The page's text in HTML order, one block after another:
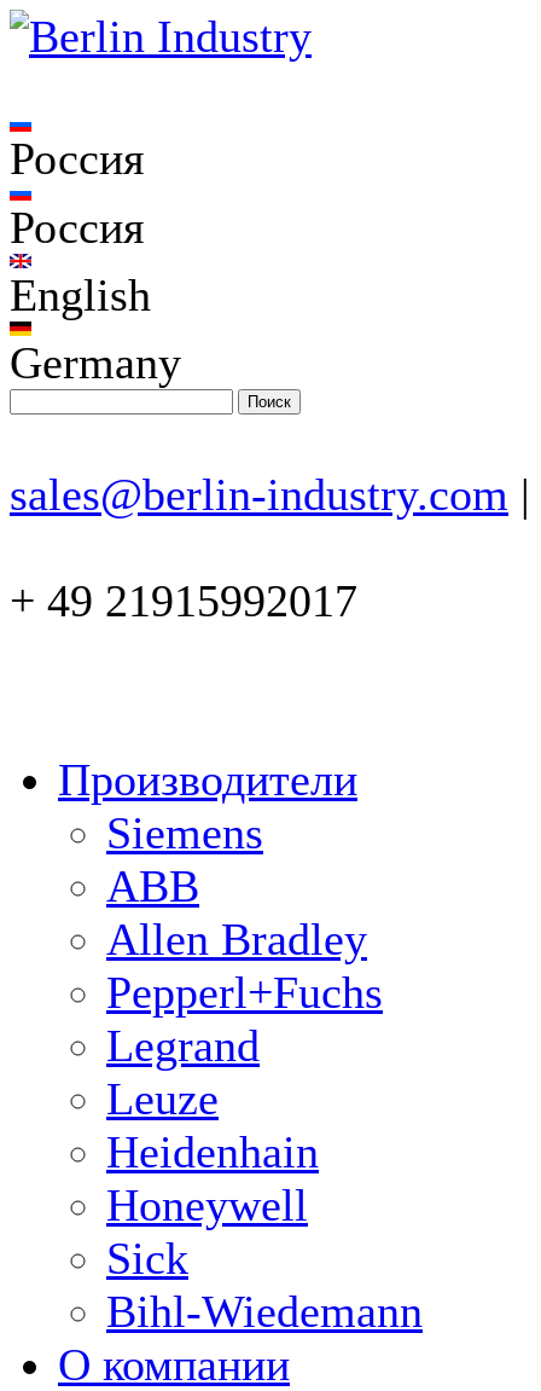
Россия
Россия
English
Germany
sales@berlin-industry.com |
+ 49 21915992017
Производители
Siemens
ABB
Allen Bradley
Pepperl+Fuchs
Legrand
Leuze
Heidenhain
Honeywell
Sick
Bihl-Wiedemann
О компании